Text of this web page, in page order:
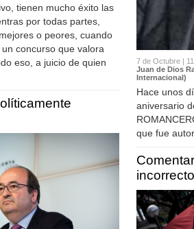
tienen mucho éxito las
por todas partes,
o peores, cuando
concurso que valora
eso, a juicio de quien
7 de Octubre |
Juan de Dios
Internacional)
Hace unos
aniversario
que fue